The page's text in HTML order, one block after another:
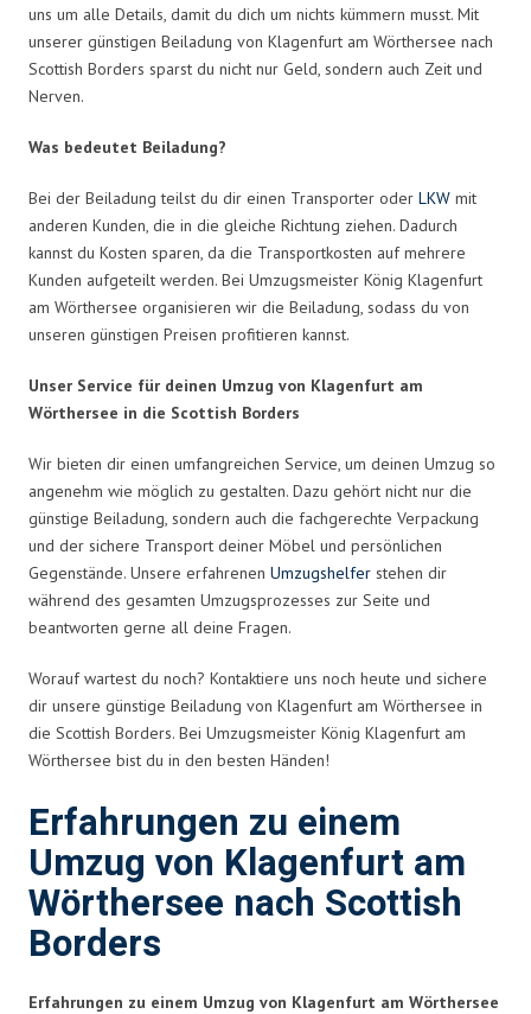
uns um alle Details, damit du dich um nichts kümmern musst. Mit
unserer günstigen Beiladung von Klagenfurt am Wörthersee nach
Scottish Borders sparst du nicht nur Geld, sondern auch Zeit und
Nerven.
Was bedeutet Beiladung?
Bei der Beiladung teilst du dir einen Transporter oder LKW mit
anderen Kunden, die in die gleiche Richtung ziehen. Dadurch
kannst du Kosten sparen, da die Transportkosten auf mehrere
Kunden aufgeteilt werden. Bei Umzugsmeister König Klagenfurt
am Wörthersee organisieren wir die Beiladung, sodass du von
unseren günstigen Preisen profitieren kannst.
Unser Service für deinen Umzug von Klagenfurt am
Wörthersee in die Scottish Borders
Wir bieten dir einen umfangreichen Service, um deinen Umzug so
angenehm wie möglich zu gestalten. Dazu gehört nicht nur die
günstige Beiladung, sondern auch die fachgerechte Verpackung
und der sichere Transport deiner Möbel und persönlichen
Gegenstände. Unsere erfahrenen Umzugshelfer stehen dir
während des gesamten Umzugsprozesses zur Seite und
beantworten gerne all deine Fragen.
Worauf wartest du noch? Kontaktiere uns noch heute und sichere
dir unsere günstige Beiladung von Klagenfurt am Wörthersee in
die Scottish Borders. Bei Umzugsmeister König Klagenfurt am
Wörthersee bist du in den besten Händen!
Erfahrungen zu einem
Umzug von Klagenfurt am
Wörthersee nach Scottish
Borders
Erfahrungen zu einem Umzug von Klagenfurt am Wörthersee